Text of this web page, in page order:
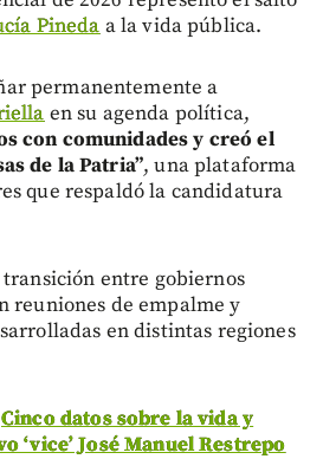
Pineda a la vida pública.
permanentemente a
en su agenda política,
con comunidades y creó el
de la Patria”, una plataforma
que respaldó la candidatura
entre gobiernos
reuniones de empalme y
en distintas regiones
Cinco datos sobre la vida y
‘vice’ José Manuel Restrepo